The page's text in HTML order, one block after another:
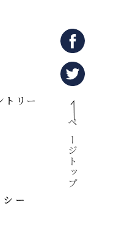
トリー
ー
ページトップ